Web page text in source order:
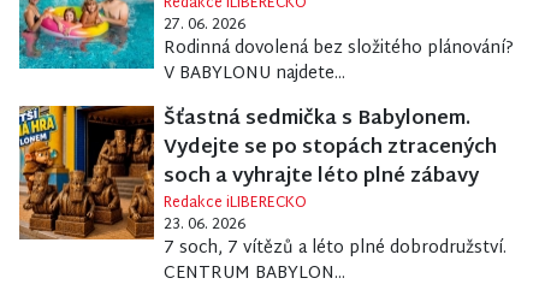
27. 06. 2026
Rodinná dovolená bez složitého plánování?
V BABYLONU najdete...
Šťastná sedmička s Babylonem.
Vydejte se po stopách ztracených
soch a vyhrajte léto plné zábavy
Redakce iLIBERECKO
23. 06. 2026
7 soch, 7 vítězů a léto plné dobrodružství.
CENTRUM BABYLON...